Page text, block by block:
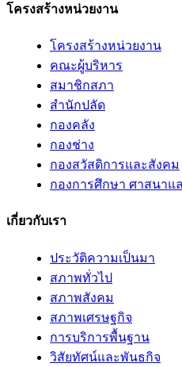
โครงสร้างหน่วยงาน
โครงสร้างหน่วยงาน
คณะผู้บริหาร
สมาชิกสภา
สำนักปลัด
กองคลัง
กองช่าง
กองสวัสดิการและสังคม
กองการศึกษา ศาสนาแ
เกี่ยวกับเรา
ประวัติความเป็นมา
สภาพทั่วไป
สภาพสังคม
สภาพเศรษฐกิจ
การบริการพื้นฐาน
วิสัยทัศน์และพันธกิจ